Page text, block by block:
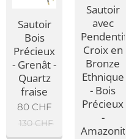
Sautoir
Bois
Précieux
- Grenât -
Quartz
fraise
80CHF
130CHF
Sautoir
avec
Pendentif
Croix en
Bronze
Ethnique
- Bois
Précieux
-
Amazonite